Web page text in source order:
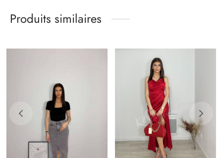
Produits similaires